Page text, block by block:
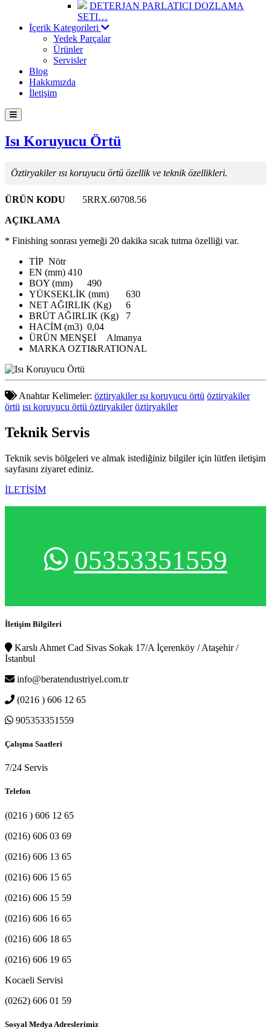
DETERJAN PARLATICI DOZLAMA
SETI…
İçerik Kategorileri
Yedek Parçalar
Ürünler
Servisler
Blog
Hakkımızda
İletişim
Isı Koruyucu Örtü
Öztiryakiler ısı koruyucu örtü özellik ve teknik özellikleri.
ÜRÜN KODU
5RRX.60708.56
AÇIKLAMA
* Finishing sonrası yemeği 20 dakika sıcak tutma özelliği var.
TİP Nötr
EN (mm) 410
BOY (mm)
490
YÜKSEKLİK (mm)
630
NET AĞIRLIK (Kg)
6
BRÜT AĞIRLIK (Kg)
7
HACİM (m3) 0,04
ÜRÜN MENŞEİ
Almanya
MARKA OZTI&RATIONAL
Anahtar Kelimeler: öztiryakiler ısı koruyucu örtü öztiryakiler
örtü ısı koruyucu örtü öztiryakiler öztiryakiler
Teknik Servis
Teknik sevis bölgeleri ve almak istediğiniz bilgiler için lütfen iletişim
sayfasını ziyaret ediniz.
İLETİŞİM
05353351559
İletişim Bilgileri
Karslı Ahmet Cad Sivas Sokak 17/A İçerenköy / Ataşehir /
İstanbul
info@beratendustriyel.com.tr
(0216 ) 606 12 65
905353351559
Çalışma Saatleri
7/24 Servis
Telefon
(0216 ) 606 12 65
(0216) 606 03 69
(0216) 606 13 65
(0216) 606 15 65
(0216) 606 15 59
(0216) 606 16 65
(0216) 606 18 65
(0216) 606 19 65
Kocaeli Servisi
(0262) 606 01 59
Sosyal Medya Adreslerimiz